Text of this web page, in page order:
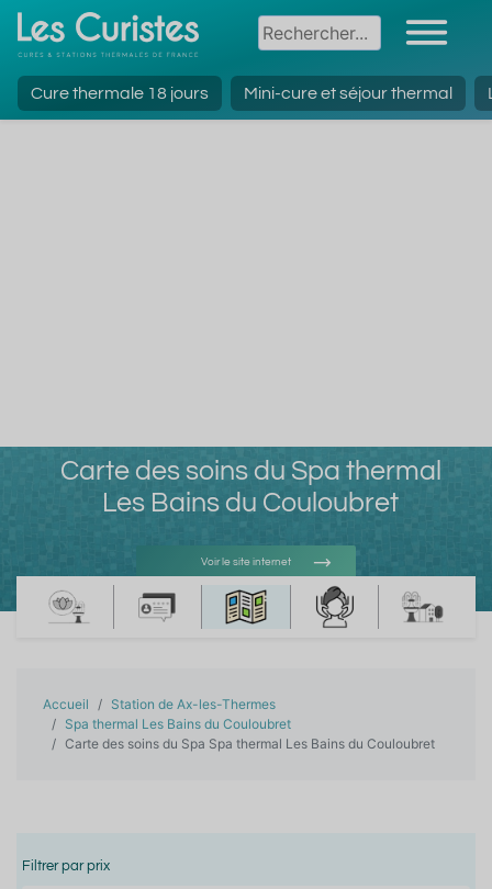
Cure thermale 18 jours Mini-cure et séjour thermal
Carte des soins du Spa thermal
Les Bains du Couloubret
Voir le site internet
Voir l'adresse e-mail
Accueil
Station de Ax-les-Thermes
Spa thermal Les Bains du Couloubret
Carte des soins du Spa Spa thermal Les Bains du Couloubret
Filtrer par prix